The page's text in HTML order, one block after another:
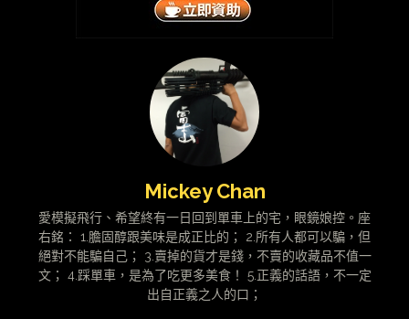
Mickey Chan
愛模擬飛行、希望終有一日回到單車上的宅，眼鏡娘控。座
右銘： 1.膽固醇跟美味是成正比的； 2.所有人都可以騙，但
絕對不能騙自己； 3.賣掉的貨才是錢，不賣的收藏品不值一
文； 4.踩單車，是為了吃更多美食！ 5.正義的話語，不一定
出自正義之人的口；